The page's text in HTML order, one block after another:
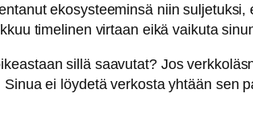
ekosysteeminsä niin
timelinen virtaan eikä vaikuta
sillä saavutat? Jos
ei löydetä verkosta yhtään sen